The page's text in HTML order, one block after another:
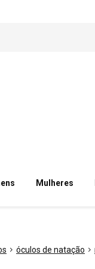
Mulheres
óculos de natação